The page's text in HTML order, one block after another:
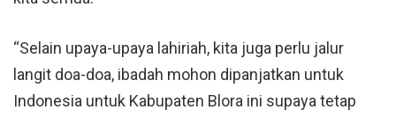
“Selain upaya-upaya lahiriah, kita juga perlu jalur
langit doa-doa, ibadah mohon dipanjatkan untuk
Indonesia untuk Kabupaten Blora ini supaya tetap